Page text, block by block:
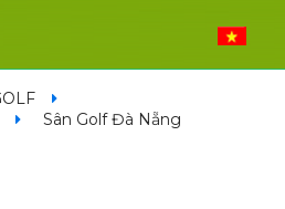
Sân Golf Đà Nẵng